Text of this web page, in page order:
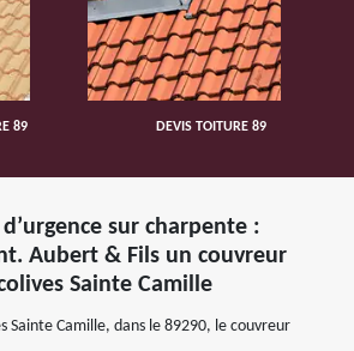
89 DEVIS TOITURE 89
sur charpente :
Aubert & Fils un couvreur
Sainte Camille
Sainte Camille, dans le 89290, le couvreur